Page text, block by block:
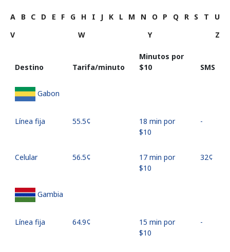
A B C D E F G H I J K L M N O P Q R S T
U
V
W Y Z
Destino Tarifa/minuto
Minutos por
⁦$10⁩
SMS
Gabon
Línea fija ⁦55.5¢⁩
18 min por
⁦$10⁩
-
Celular ⁦56.5¢⁩
17 min por
⁦$10⁩
⁦32¢⁩
Gambia
Línea fija ⁦64.9¢⁩
15 min por
⁦$10⁩
-